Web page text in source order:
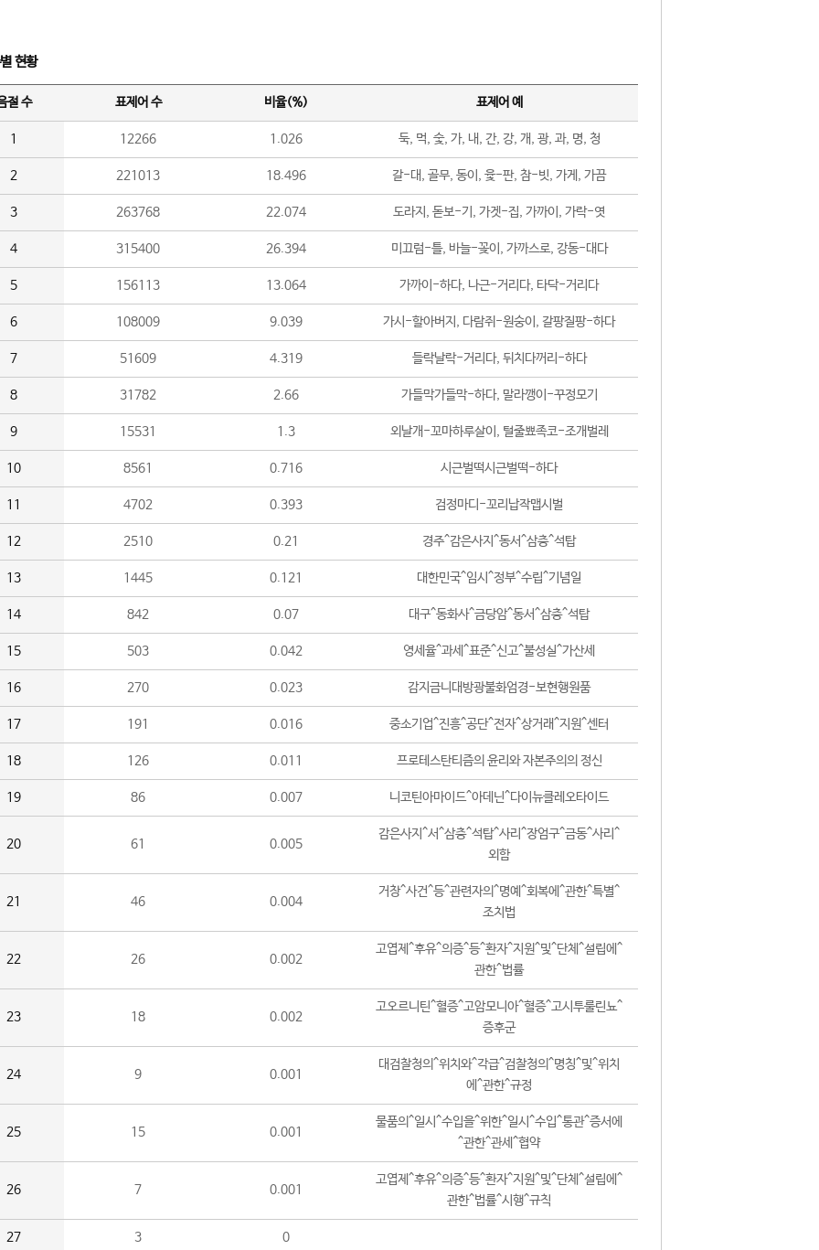
현황
절 수 표제어 수 비율(%) 표제어 예
1 12266 1.026 둑, 먹, 숯, 가, 내, 간, 강, 개, 광, 과, 명, 청
2 221013 18.496 갈-대, 골무, 동이, 윷-판, 참-빗, 가게, 가끔
3 263768 22.074 도라지, 돋보-기, 가겟-집, 가까이, 가락-엿
4 315400 26.394 미끄럼-틀, 바늘-꽂이, 가까스로, 강동-대다
5 156113 13.064 가까이-하다, 나근-거리다, 타닥-거리다
6 108009 9.039 가시-할아버지, 다람쥐-원숭이, 갈팡질팡-하다
7 51609 4.319 들락날락-거리다, 뒤치다꺼리-하다
8 31782 2.66 가들막가들막-하다, 말라깽이-꾸정모기
9 15531 1.3 외날개-꼬마하루살이, 털줄뾰족코-조개벌레
10 8561 0.716 시근벌떡시근벌떡-하다
11 4702 0.393 검정마디-꼬리납작맵시벌
12 2510 0.21 경주^감은사지^동서^삼층^석탑
13 1445 0.121 대한민국^임시^정부^수립^기념일
14 842 0.07 대구^동화사^금당암^동서^삼층^석탑
15 503 0.042 영세율^과세^표준^신고^불성실^가산세
16 270 0.023 감지금니대방광불화엄경-보현행원품
17 191 0.016 중소기업^진흥^공단^전자^상거래^지원^센터
18 126 0.011 프로테스탄티즘의 윤리와 자본주의의 정신
19 86 0.007 니코틴아마이드^아데닌^다이뉴클레오타이드
20 61 0.005
감은사지^서^삼층^석탑^사리^장엄구^금동^사리^
외함
21 46 0.004
거창^사건^등^관련자의^명예^회복에^관한^특별^
조치법
22 26 0.002
고엽제^후유^의증^등^환자^지원^및^단체^설립에^
관한^법률
23 18 0.002
고오르니틴^혈증^고암모니아^혈증^고시투룰린뇨^
증후군
24 9 0.001
대검찰청의^위치와^각급^검찰청의^명칭^및^위치
에^관한^규정
25 15 0.001
물품의^일시^수입을^위한^일시^수입^통관^증서에
^관한^관세^협약
26 7 0.001
고엽제^후유^의증^등^환자^지원^및^단체^설립에^
관한^법률^시행^규칙
27 3 0